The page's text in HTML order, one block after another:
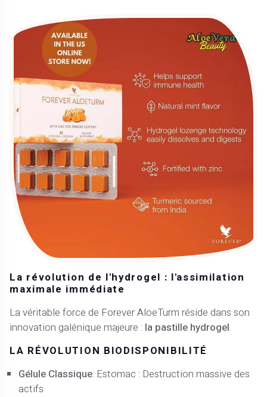
La révolution de l'hydrogel : l'assimilation
maximale immédiate
La véritable force de Forever AloeTurm réside dans son
innovation galénique majeure : la pastille hydrogel.
LA RÉVOLUTION BIODISPONIBILITÉ
Gélule Classique: Estomac : Destruction massive des
actifs